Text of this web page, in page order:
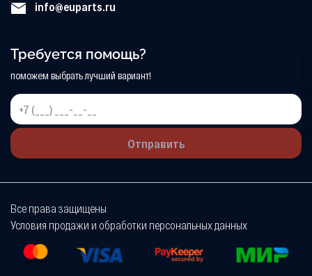
info@euparts.ru
Требуется помощь?
поможем выбрать лучший вариант!
Отправить
Все права защищены
Условия продажи и обработки персональных данных